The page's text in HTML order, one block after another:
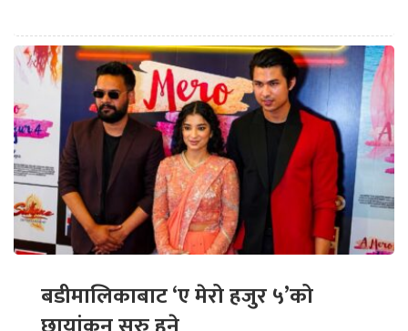
बडीमालिकाबाट ‘ए मेरो हजुर ५’को